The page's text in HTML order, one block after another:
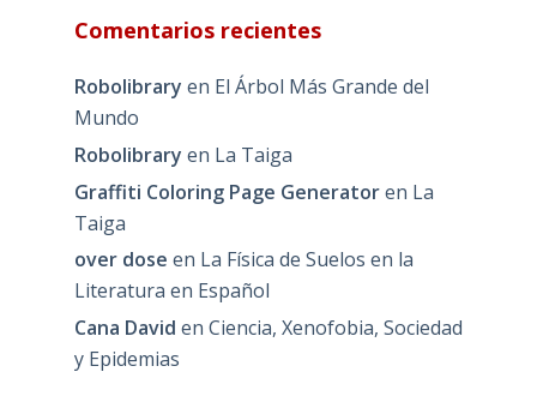
Comentarios recientes
Robolibrary en El Árbol Más Grande del
Mundo
Robolibrary en La Taiga
Graffiti Coloring Page Generatoren La
Taiga
over dose en La Física de Suelos en la
Literatura en Español
Cana David en Ciencia, Xenofobia, Sociedad
y Epidemias